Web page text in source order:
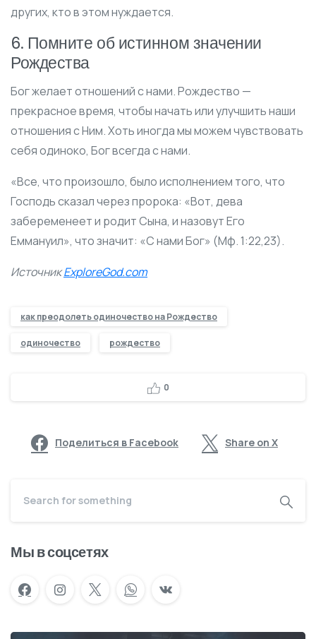
других, кто в этом нуждается.
6. Помните об истинном значении
Рождества
Бог желает отношений с нами. Рождество —
прекрасное время, чтобы начать или улучшить наши
отношения с Ним. Хоть иногда мы можем чувствовать
себя одиноко, Бог всегда с нами.
«Все, что произошло, было исполнением того, что
Господь сказал через пророка: «Вот, дева
забеременеет и родит Сына, и назовут Его
Еммануил», что значит: «С нами Бог» (Мф. 1:22,23).
ИсточникExploreGod.com
как преодолеть одиночество на Рождество
одиночество рождество
0
Поделиться в Facebook Share on X
Мы в соцсетях